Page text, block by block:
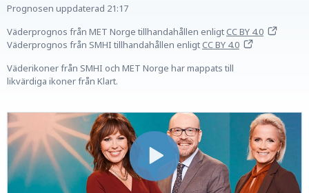
Prognosen uppdaterad 21:17
Väderprognos från MET Norge tillhandahållen enligtCC BY 4.0
Väderprognos från SMHI tillhandahållen enligtCC BY 4.0
Väderikoner från SMHI och MET Norge har mappats till
likvärdiga ikoner från Klart.